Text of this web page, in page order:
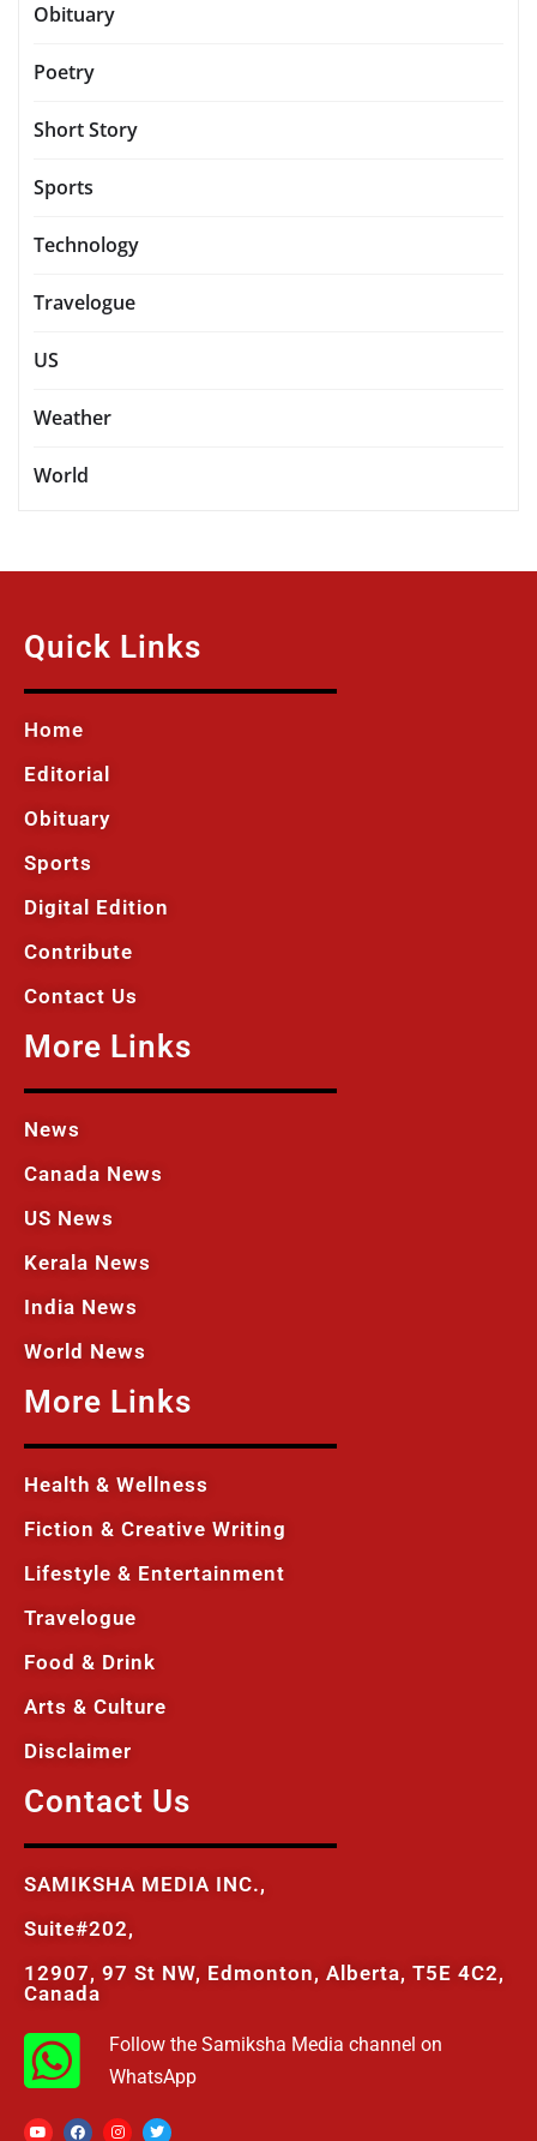
Obituary
Poetry
Short Story
Sports
Technology
Travelogue
US
Weather
World
Quick Links
Home
Editorial
Obituary
Sports
Digital Edition
Contribute
Contact Us
More Links
News
Canada News
US News
Kerala News
India News
World News
More Links
Health & Wellness
Fiction & Creative Writing
Lifestyle & Entertainment
Travelogue
Food & Drink
Arts & Culture
Disclaimer
Contact Us
SAMIKSHA MEDIA INC.,
Suite#202,
12907, 97 St NW, Edmonton, Alberta, T5E 4C2,
Canada
Follow the Samiksha Media channel on
WhatsApp